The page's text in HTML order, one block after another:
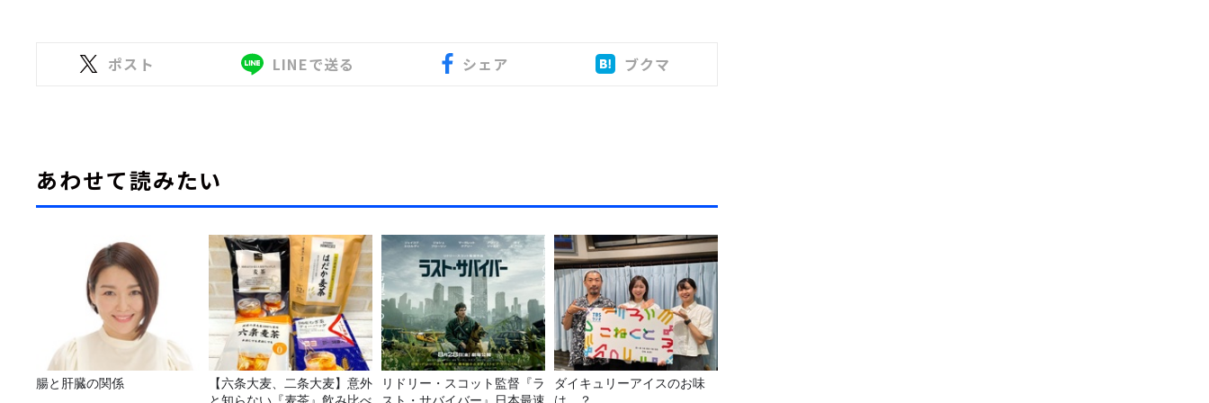
ポスト LINEで送る シェア ブクマ
あわせて読みたい
腸と肝臓の関係
【六条大麦、二条大麦】意外
リドリー・スコット監督『ラ
ダイキュリーアイスのお味